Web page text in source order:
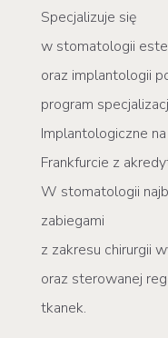
Specjalizuje się
w stomatologii
oraz implantologii
program
Implantologiczne
Frankfurcie z
W stomatologii
zabiegami
z zakresu chirurgii
oraz sterowanej
tkanek.